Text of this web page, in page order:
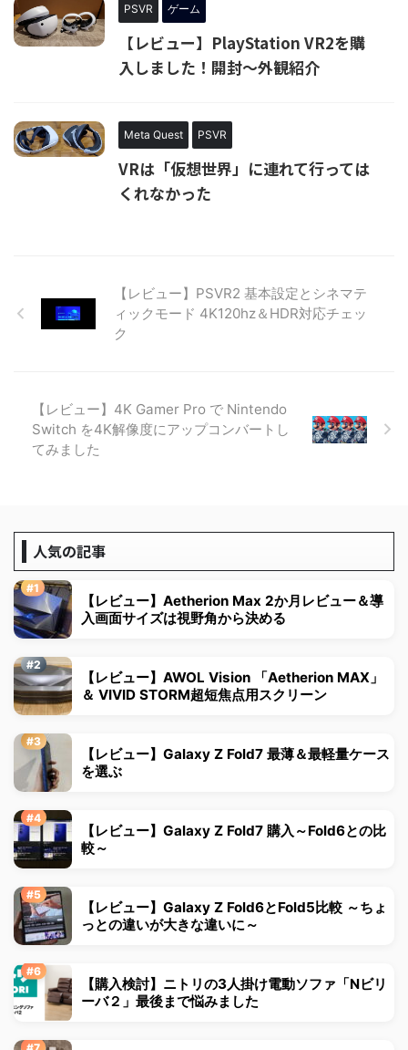
PSVR ゲーム
【レビュー】PlayStation VR2を購
入しました！開封～外観紹介
Meta Quest PSVR
VRは「仮想世界」に連れて行っては
くれなかった
【レビュー】PSVR2 基本設定とシネマテ
ィックモード 4K120hz＆HDR対応チェッ
ク
【レビュー】4K Gamer Pro で Nintendo
Switch を4K解像度にアップコンバートし
てみました
人気の記事
【レビュー】Aetherion Max 2か月レビュー＆導
入画面サイズは視野角から決める
【レビュー】AWOL Vision 「Aetherion MAX」
＆ VIVID STORM超短焦点用スクリーン
【レビュー】Galaxy Z Fold7 最薄＆最軽量ケース
を選ぶ
【レビュー】Galaxy Z Fold7 購入～Fold6との比
較～
【レビュー】Galaxy Z Fold6とFold5比較 ～ちょ
っとの違いが大きな違いに～
【購入検討】ニトリの3人掛け電動ソファ「Nビリ
ーバ２」最後まで悩みました